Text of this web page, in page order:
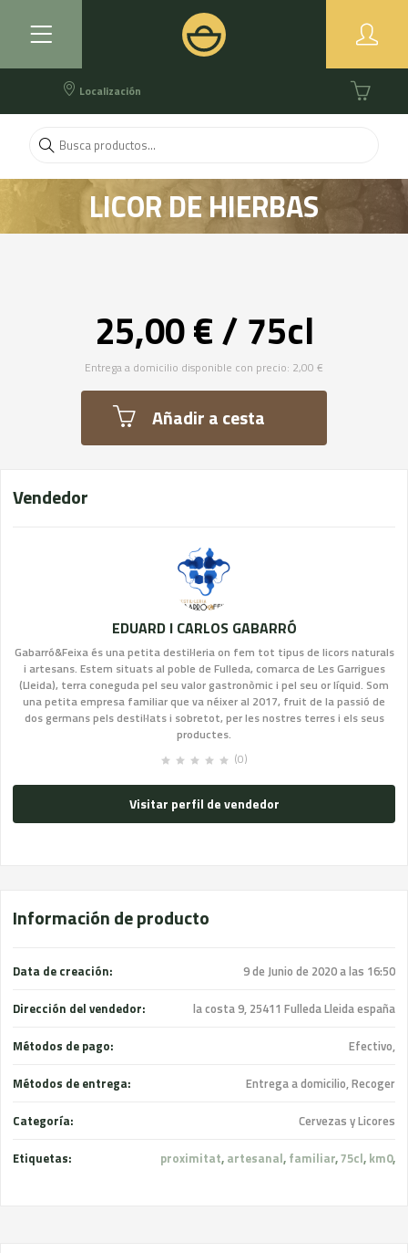
Localización
LICOR DE HIERBAS
25,00 € / 75cl
Entrega a domicilio disponible con precio: 2,00 €
Añadir a cesta
Vendedor
EDUARD I CARLOS GABARRÓ
Gabarró&Feixa és una petita destil·leria on fem tot tipus de licors naturals
i artesans. Estem situats al poble de Fulleda, comarca de Les Garrigues
(Lleida), terra coneguda pel seu valor gastronòmic i pel seu or líquid. Som
una petita empresa familiar que va néixer al 2017, fruit de la passió de
dos germans pels destil·lats i sobretot, per les nostres terres i els seus
productes.
(0)
Visitar perfil de vendedor
Información de producto
Data de creación: 9 de Junio de 2020 a las 16:50
Dirección del vendedor: la costa 9, 25411 Fulleda Lleida españa
Métodos de pago: Efectivo,
Métodos de entrega: Entrega a domicilio, Recoger
Categoría: Cervezas y Licores
Etiquetas: proximitat, artesanal, familiar,75cl, km0,